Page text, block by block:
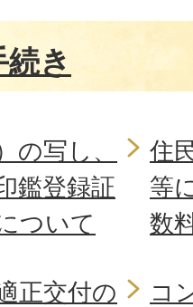
き
の写し、
鑑登録証
ついて
住
等
数
正交付の
コ